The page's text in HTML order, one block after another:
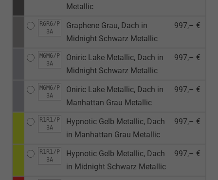
Metallic
R6R6/P
3A
Graphene Grau, Dach in
Midnight Schwarz Metallic
997,– €
M6M6/P
3A
Oniric Lake Metallic, Dach in
Midnight Schwarz Metallic
997,– €
M6M6/P
3A
Oniric Lake Metallic, Dach in
Manhattan Grau Metallic
997,– €
R1R1/P
3A
Hypnotic Gelb Metallic, Dach
in Manhattan Grau Metallic
997,– €
R1R1/P
3A
Hypnotic Gelb Metallic, Dach
in Midnight Schwarz Metallic
997,– €